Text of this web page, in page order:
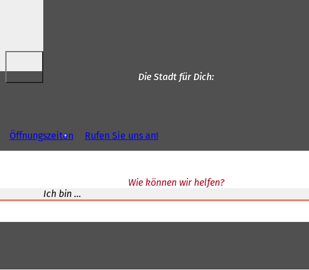
Die Stadt für Dich
Öffnungszeiten Rufen Sie uns an!
Wie können wir helfen?
Ich bin ...